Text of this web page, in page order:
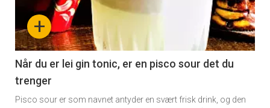
section
11
Dagens
+
Når du er lei gin tonic, er en pisco sour det du
trenger
Pisco sour er som navnet antyder en svært frisk drink, og den